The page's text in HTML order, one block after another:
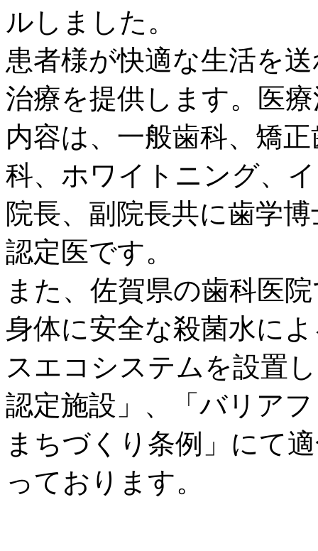
ルしました。
患者様が快適な生活を
治療を提供します。医
内容は、一般歯科、矯
科、ホワイトニング、
院長、副院長共に歯学
認定医です。
また、佐賀県の歯科医
身体に安全な殺菌水に
スエコシステムを設置
認定施設」、「バリア
まちづくり条例」にて
っております。